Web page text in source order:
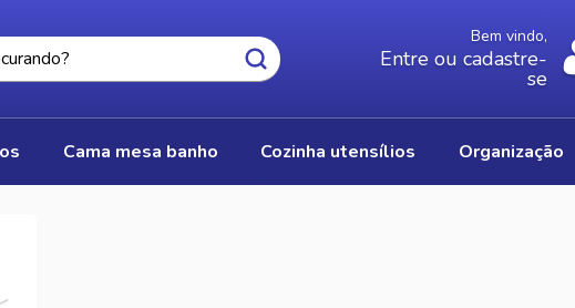
Bem vindo,
Entre ou cadastre-
se
cama mesa banho cozinha utensílios organização